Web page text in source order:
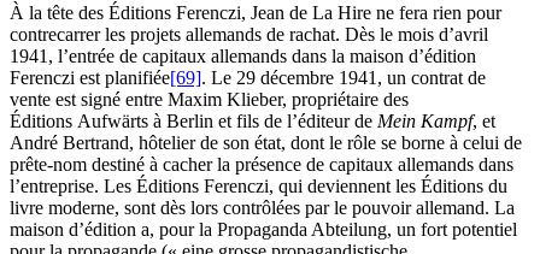
À la tête des Éditions Ferenczi, Jean de La Hire ne fera rien pour
contrecarrer les projets allemands de rachat. Dès le mois d’avril
1941, l’entrée de capitaux allemands dans la maison d’édition
Ferenczi est planifiée[69]. Le 29 décembre 1941, un contrat de
vente est signé entre Maxim Klieber, propriétaire des
Éditions Aufwärts à Berlin et fils de l’éditeur de Mein Kampf, et
André Bertrand, hôtelier de son état, dont le rôle se borne à celui de
prête-nom destiné à cacher la présence de capitaux allemands dans
l’entreprise. Les Éditions Ferenczi, qui deviennent les Éditions du
livre moderne, sont dès lors contrôlées par le pouvoir allemand. La
maison d’édition a, pour la Propaganda Abteilung, un fort potentiel